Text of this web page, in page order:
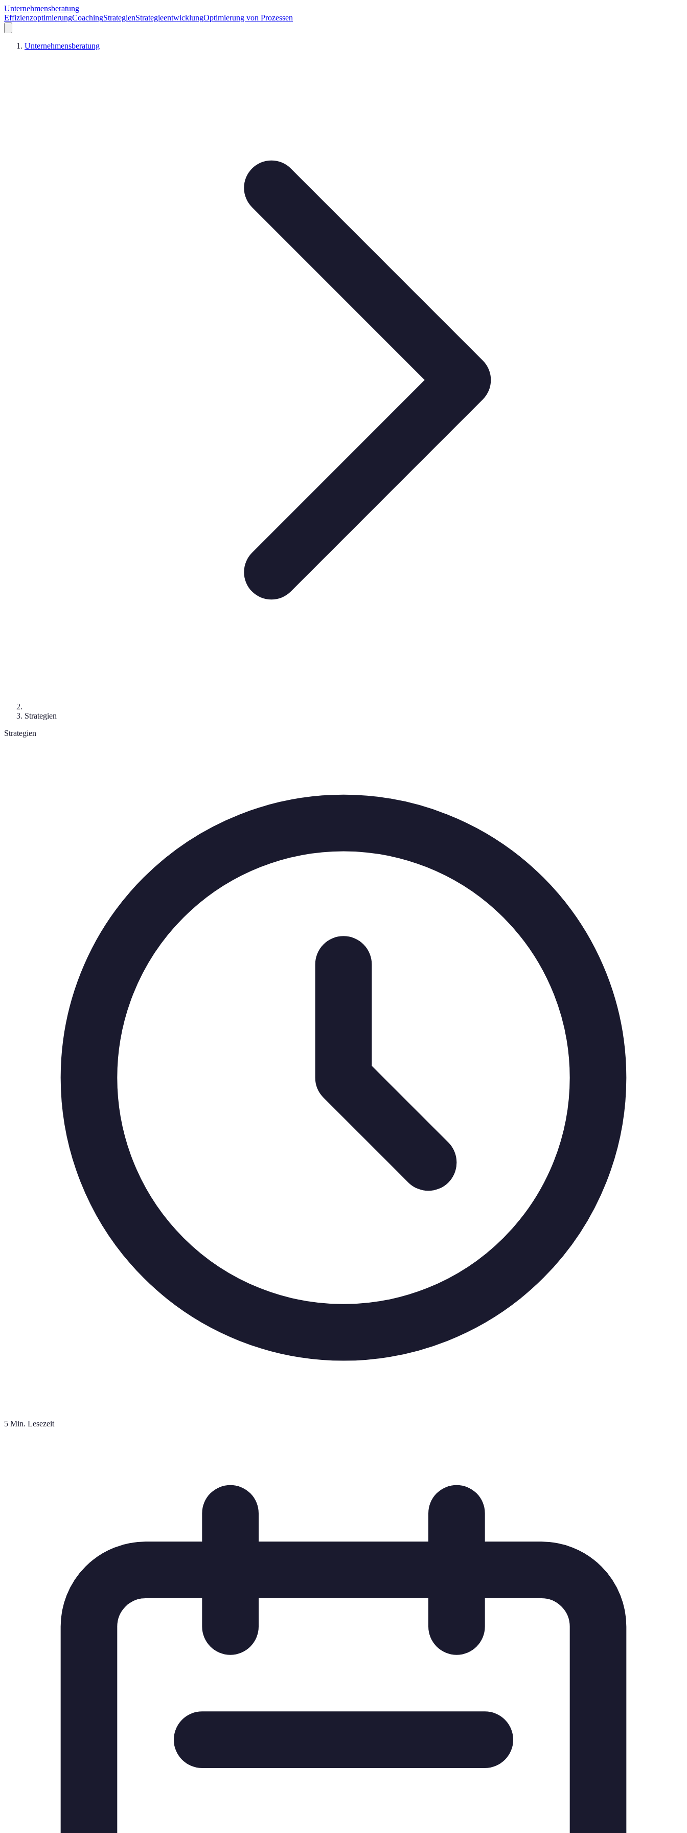
Unternehmensberatung
EffizienzoptimierungCoachingStrategienStrategieentwicklungOptimierung von Prozessen
Unternehmensberatung
Strategien
Strategien
5 Min. Lesezeit